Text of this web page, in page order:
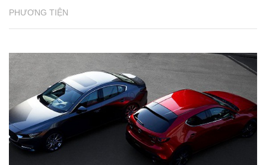
PHƯƠNG TIỆN